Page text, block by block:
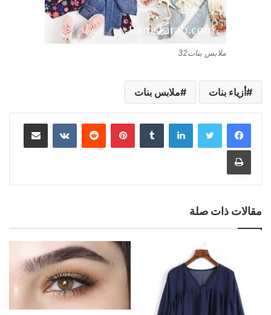
ملابس بنات32
أزياء بنات ملابس بنات
لينكدإن بينتيريست مشاركة عبر البريد
طباعة
مقالات ذات صلة